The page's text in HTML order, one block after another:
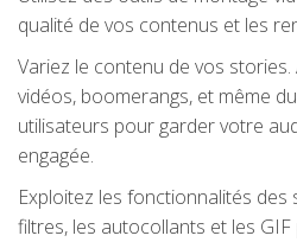
qualité de vos contenus et les
Variez le contenu de vos
vidéos, boomerangs, et même
utilisateurs pour garder votre
engagée.
Exploitez les fonctionnalités des
filtres, les autocollants et les